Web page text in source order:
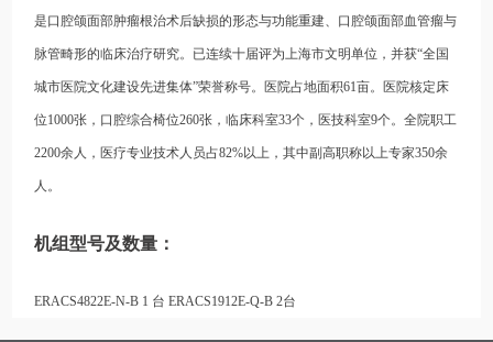
是口腔颌面部肿瘤根治术后缺损的形态与功能重建、口腔颌面部血管瘤与
脉管畸形的临床治疗研究。已连续十届评为上海市文明单位，并获“全国
城市医院文化建设先进集体”荣誉称号。医院占地面积61亩。医院核定床
位1000张，口腔综合椅位260张，临床科室33个，医技科室9个。全院职工
2200余人，医疗专业技术人员占82%以上，其中副高职称以上专家350余
人。
机组型号及数量：
ERACS4822E-N-B 1 台 ERACS1912E-Q-B 2台